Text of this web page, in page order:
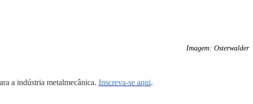
Imagem: Osterwalder
a indústria metalmecânica. Inscreva-se aqui.